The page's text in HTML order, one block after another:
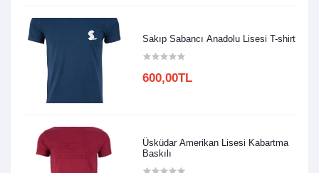
Sakıp Sabancı Anadolu Lisesi T-shirt
600,00TL
Üsküdar Amerikan Lisesi Kabartma
Baskılı